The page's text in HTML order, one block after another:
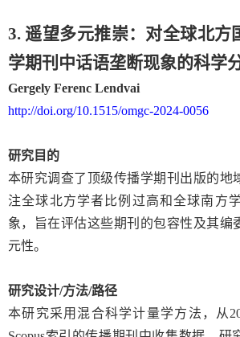
3. 遥望多元推崇：对全球北方
学期刊中话语垄断现象的科学
Gergely Ferenc Lendvai
http://doi.org/10.1515/omgc-2024-0056
研究目的
本研究调查了顶级传播学期刊出版的地
注全球北方学者比例过高和全球南方
象，旨在评估这些期刊的包容性及其编
元性。
研究设计/方法/路径
本研究采用混合科学计量学方法，从